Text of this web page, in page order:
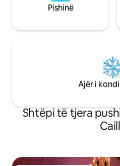
Pishinë
Ajër i
Shtëpi të tjera